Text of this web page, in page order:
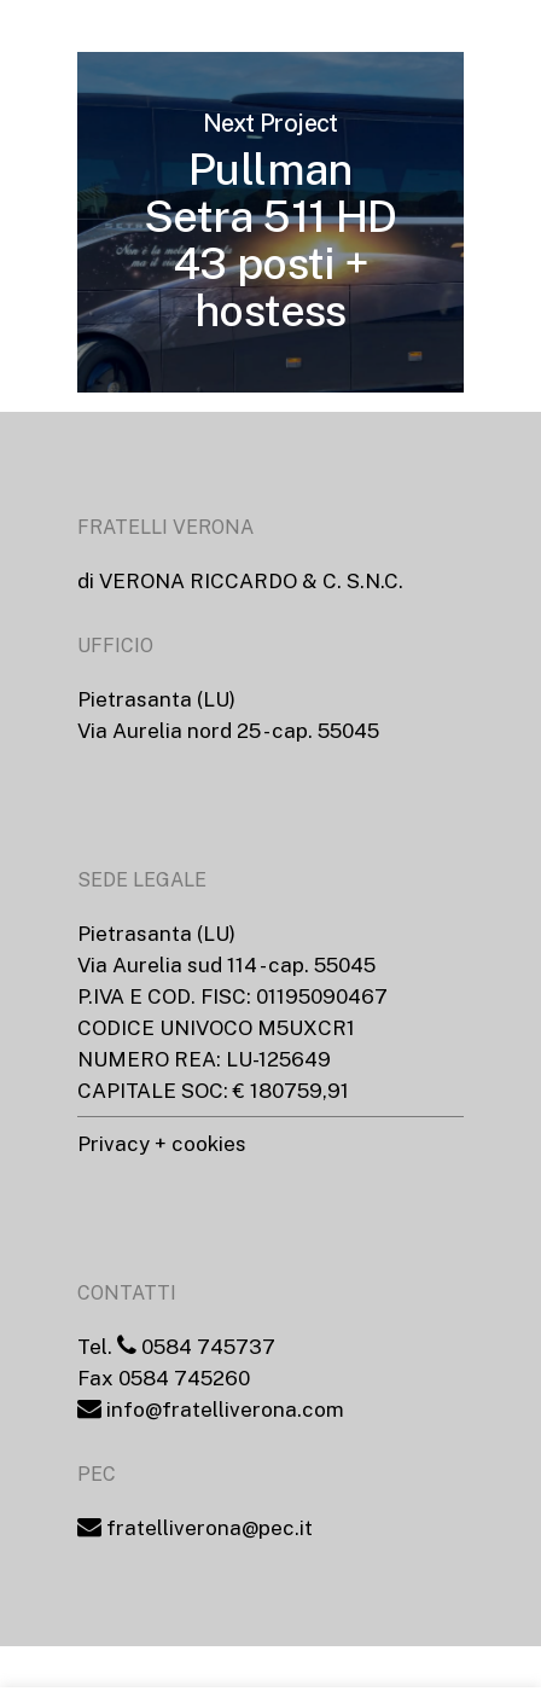
Next Project
Pullman
Setra 511 HD
43 posti +
hostess
FRATELLI VERONA
di VERONA RICCARDO & C. S.N.C.
UFFICIO
Pietrasanta (LU)
Via Aurelia nord 25 - cap. 55045
SEDE LEGALE
Pietrasanta (LU)
Via Aurelia sud 114 - cap. 55045
P.IVA E COD. FISC: 01195090467
CODICE UNIVOCO M5UXCR1
NUMERO REA: LU-125649
CAPITALE SOC: € 180759,91
Privacy + cookies
CONTATTI
Tel.
0584 745737
Fax 0584 745260
info@fratelliverona.com
PEC
fratelliverona@pec.it